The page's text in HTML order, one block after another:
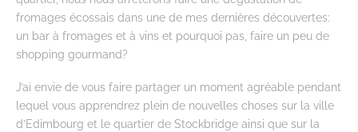
fromages écossais dans une de mes dernières découvertes:
un bar à fromages et à vins et pourquoi pas, faire un peu de
shopping gourmand?
J’ai envie de vous faire partager un moment agréable pendant
lequel vous apprendrez plein de nouvelles choses sur la ville
d’Edimbourg et le quartier de Stockbridge ainsi que sur la